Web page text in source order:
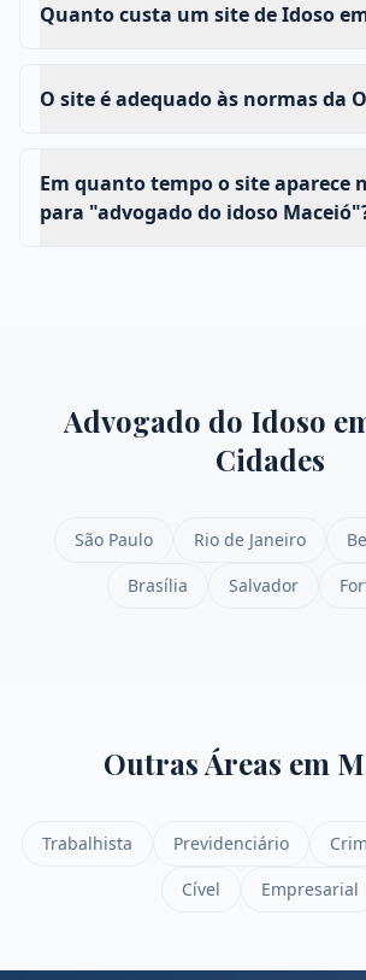
Quanto custa um site de Idoso
O site é adequado às normas da
Em quanto tempo o site aparece
para "advogado do idoso
Advogado do Idoso
Cidades
São Paulo Rio de Janeiro
Brasília
Salvador
Outras Áreas em
Trabalhista Previdenciário
Cível
Empresarial